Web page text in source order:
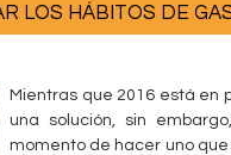
LOS HÁBITOS DE
Mientras que 2016 está en
una solución, sin
momento de hacer uno